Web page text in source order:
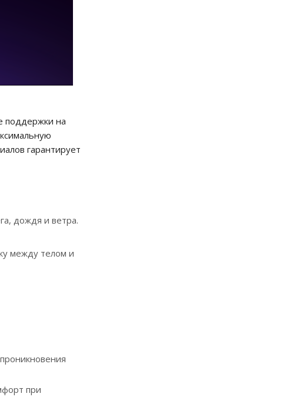
поддержки на
гарантирует
дождя и ветра.
между телом и
при